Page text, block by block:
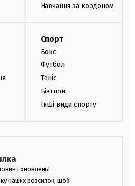
Навчання за кордоном
Спорт
Бокс
Футбол
Теніс
Біатлон
Інші види спорту
і оновлень!
наших розсилок, щоб